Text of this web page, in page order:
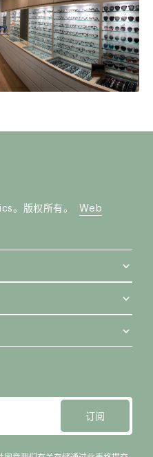
。版权所有。Web
订阅